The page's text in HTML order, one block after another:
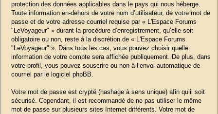
protection des données applicables dans le pays qui nous héberge.
Toute information en-dehors de votre nom d’utilisateur, de votre mot de
passe et de votre adresse courriel requise par « L'Espace Forums
"LeVoyageur" » durant la procédure d’enregistrement, qu’elle soit
obligatoire ou non, reste à la discrétion de « L'Espace Forums
"LeVoyageur" ». Dans tous les cas, vous pouvez choisir quelle
information de votre compte sera affichée publiquement. De plus, dans
votre profil, vous pouvez souscrire ou non à l’envoi automatique de
courriel par le logiciel phpBB.
Votre mot de passe est crypté (hashage à sens unique) afin qu’il soit
sécurisé. Cependant, il est recommandé de ne pas utiliser le même
mot de passe sur plusieurs sites Internet différents. Votre mot de